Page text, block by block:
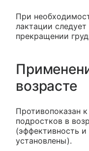
При
лактации
прекращении
возрасте
Противопоказан
подростков в
(эффективность и
установлены).